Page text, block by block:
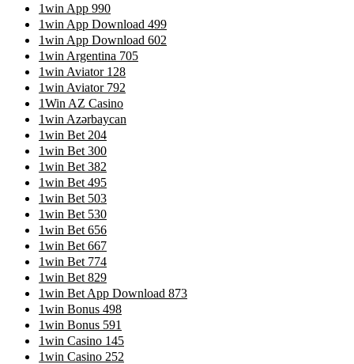
1win App 990
1win App Download 499
1win App Download 602
1win Argentina 705
1win Aviator 128
1win Aviator 792
1Win AZ Casino
1win Azərbaycan
1win Bet 204
1win Bet 300
1win Bet 382
1win Bet 495
1win Bet 503
1win Bet 530
1win Bet 656
1win Bet 667
1win Bet 774
1win Bet 829
1win Bet App Download 873
1win Bonus 498
1win Bonus 591
1win Casino 145
1win Casino 252